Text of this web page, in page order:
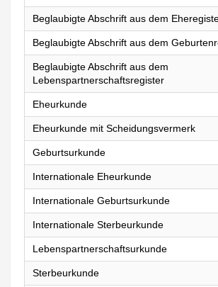
Beglaubigte Abschrift aus dem
Beglaubigte Abschrift aus dem
Beglaubigte Abschrift aus dem
Lebenspartnerschaftsregister
Eheurkunde
Eheurkunde mit Scheidungsvermerk
Geburtsurkunde
Internationale Eheurkunde
Internationale Geburtsurkunde
Internationale Sterbeurkunde
Lebenspartnerschaftsurkunde
Sterbeurkunde